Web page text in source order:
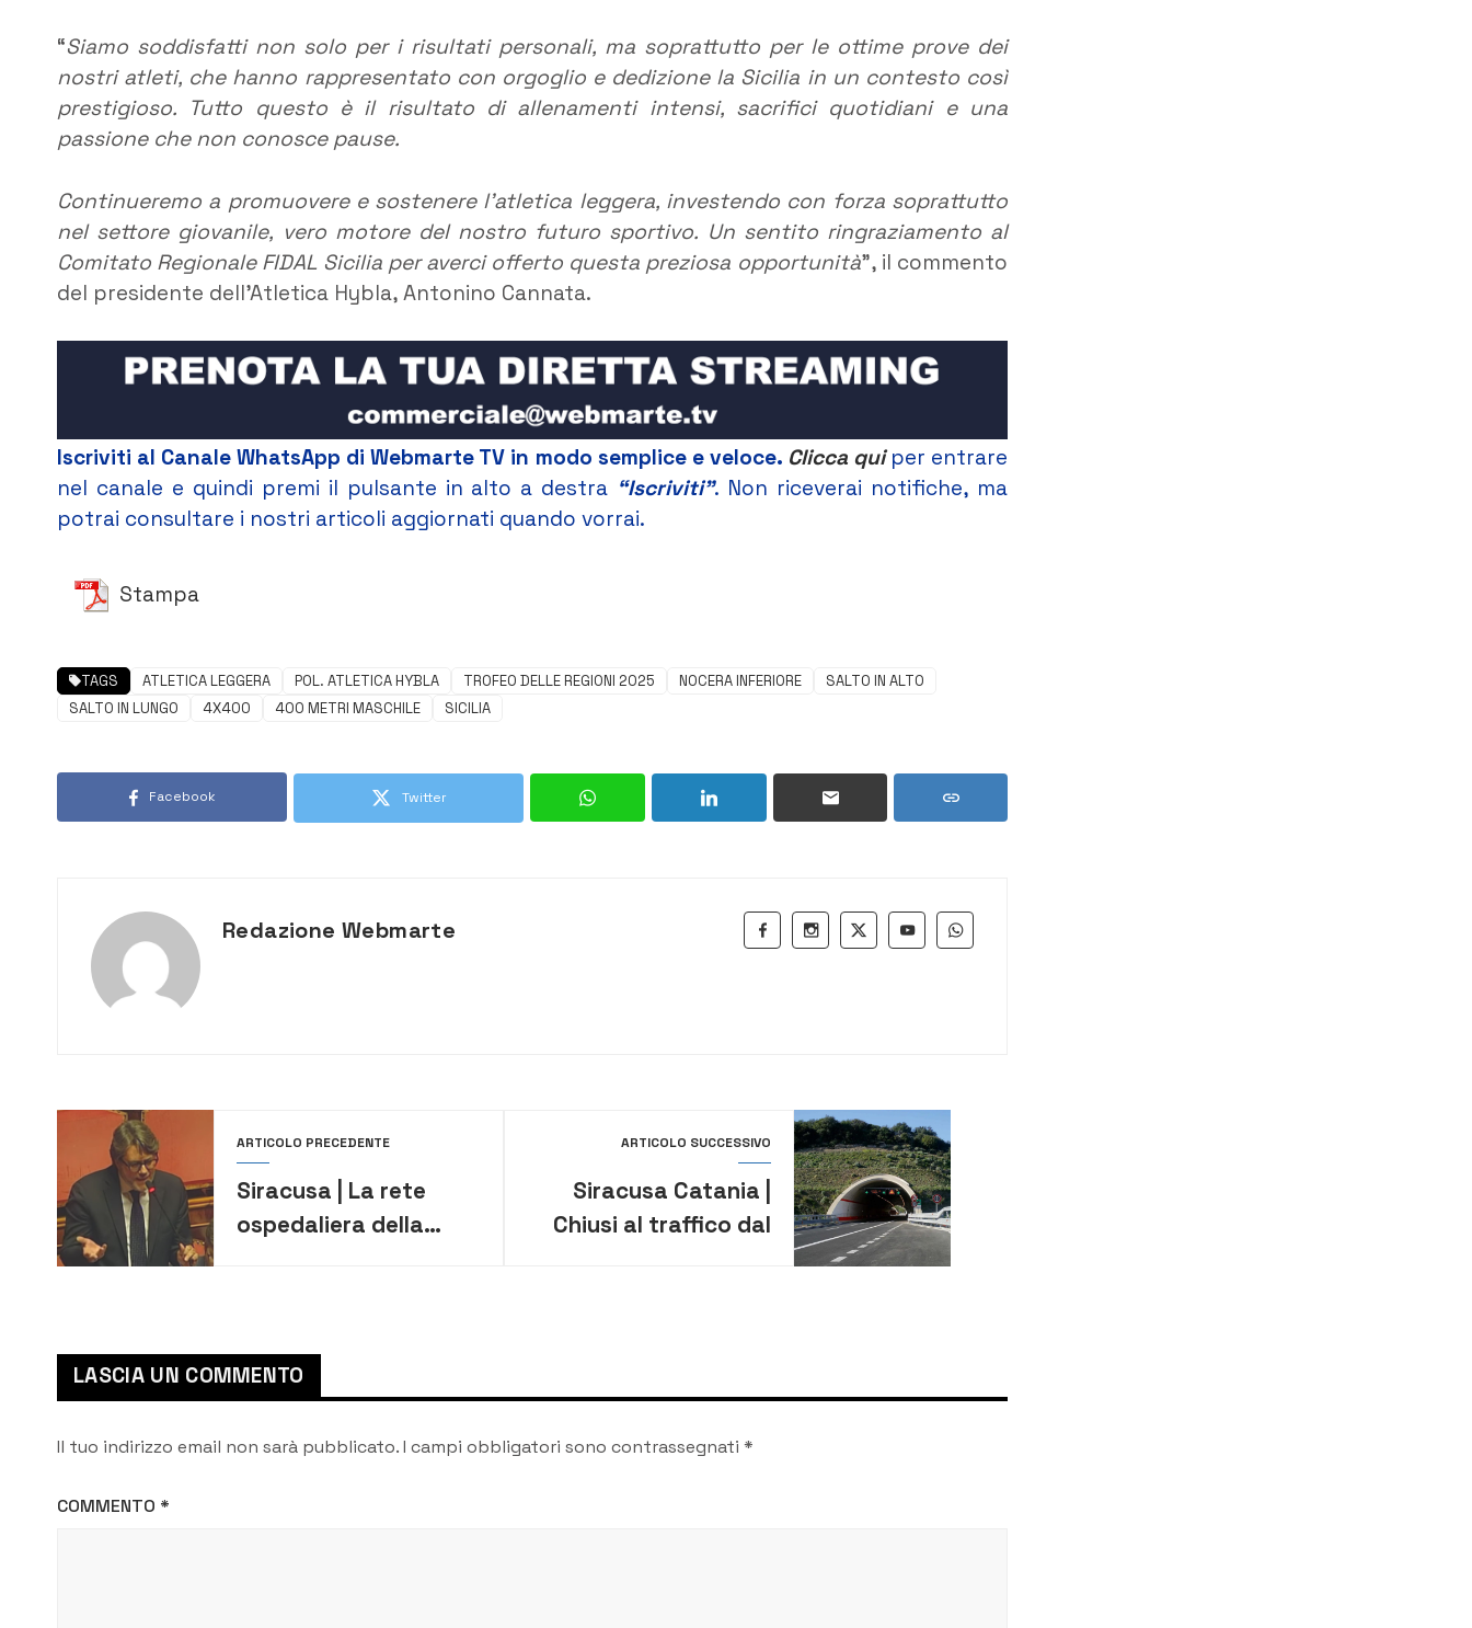
“Siamo soddisfatti non solo per i risultati personali, ma soprattutto per le ottime prove dei
nostri atleti, che hanno rappresentato con orgoglio e dedizione la Sicilia in un contesto così
prestigioso. Tutto questo è il risultato di allenamenti intensi, sacrifici quotidiani e una
passione che non conosce pause.
Continueremo a promuovere e sostenere l’atletica leggera, investendo con forza soprattutto
nel settore giovanile, vero motore del nostro futuro sportivo. Un sentito ringraziamento al
Comitato Regionale FIDAL Sicilia per averci offerto questa preziosa opportunità”, il commento
del presidente dell’Atletica Hybla, Antonino Cannata.
Iscriviti al Canale WhatsApp di Webmarte TV in modo semplice e veloce. Clicca quiper entrare
nel canale e quindi premi il pulsante in alto a destra “Iscriviti”. Non riceverai notifiche, ma
potrai consultare i nostri articoli aggiornati quando vorrai.
Stampa
TAGS ATLETICA LEGGERA POL. ATLETICA HYBLA TROFEO DELLE REGIONI 2025 NOCERA INFERIORE
SALTO IN ALTO
SALTO IN LUNGO
4X400 400 METRI MASCHILE SICILIA
Facebook Twitter
Redazione Webmarte
ARTICOLO PRECEDENTE
Siracusa | La rete
ospedaliera della
ARTICOLO SUCCESSIVO
Siracusa Catania |
Chiusi al traffico dal
LASCIA UN COMMENTO
Il tuo indirizzo email non sarà pubblicato.I campi obbligatori sono contrassegnati *
COMMENTO *